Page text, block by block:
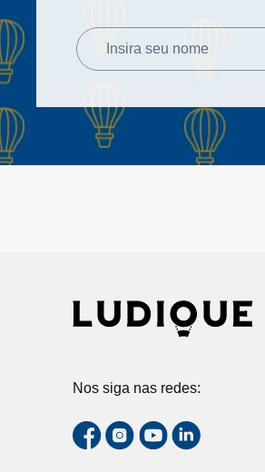
Nos siga nas redes: